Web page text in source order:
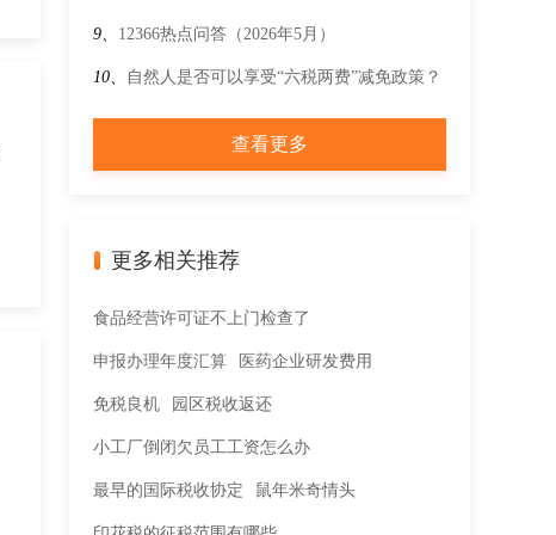
9、 12366热点问答（2026年5月）
10、 自然人是否可以享受“六税两费”减免政策？
代开发票的纳税人在代开环节能否享受“六税两
查看更多
更多相关推荐
食品经营许可证不上门检查了
申报办理年度汇算 医药企业研发费用
免税良机 园区税收返还
小工厂倒闭欠员工工资怎么办
最早的国际税收协定 鼠年米奇情头